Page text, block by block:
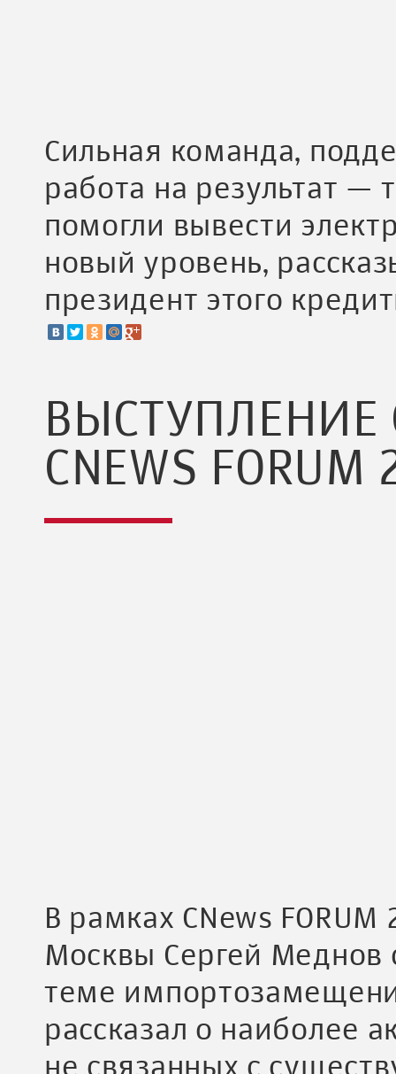
Сильная команда,
работа на результат —
помогли вывести
новый уровень,
президент этого
ВЫСТУПЛЕНИЕ
CNEWS FORUM
В рамках CNews
Москвы Сергей
теме
рассказал о наиболее
не связанных с